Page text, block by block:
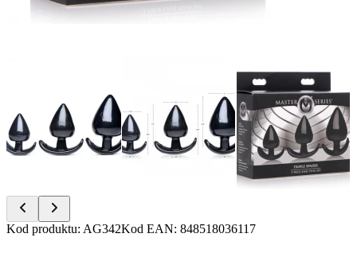
Item
Kod produktu: AG342Kod EAN: 848518036117